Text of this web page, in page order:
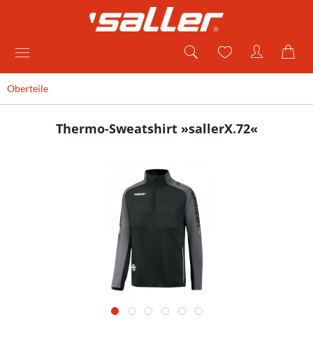
Oberteile
Thermo-Sweatshirt »sallerX.72«